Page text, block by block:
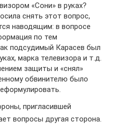
«Сони» в руках?
снять этот вопрос,
наводящим: в вопросе
по тем
подсудимый Карасев был
марка телевизора и т.д.
защиты и «снял»
обвинителю было
пригласившей
вопросы другая сторона.